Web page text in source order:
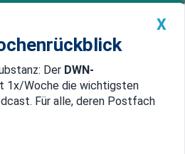
Geldanlage Premium
Magazin China
X
Der DWN-
1x/Woche die wichtigsten
Für alle, deren Postfach